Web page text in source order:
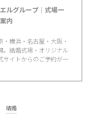
ルグループ｜式場一
内
横浜・名古屋・大阪・
。結婚式場・オリジナル
サイトからのご予約が一
結婚